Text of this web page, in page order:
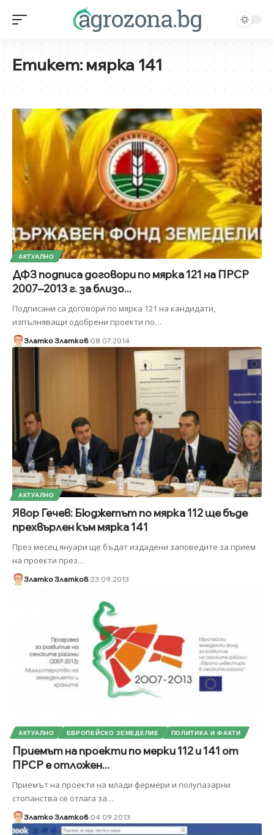
Етикет:мярка 141
АКТУАЛНО
ДФЗ подписа договори по мярка 121 на ПРСР
2007–2013 г. за близо...
Подписани са договори по мярка 121 на кандидати,
изпълняващи одобрени проекти по…
Златко Златков 08.07.2014
АКТУАЛНО
Явор Гечев: Бюджетът по мярка 112 ще бъде
прехвърлен към мярка 141
През месец януари ще бъдат издадени заповедите за прием
на проекти през…
Златко Златков 23.09.2013
АКТУАЛНО ЕВРОПЕЙСКО ЗЕМЕДЕЛИЕ ПОЛИТИКА И ФАКТИ
Приемът на проекти по мерки 112 и 141 от
ПРСР е отложен...
Приемът на проекти на млади фермери и полупазарни
стопанства се отлага за…
Златко Златков 04.09.2013